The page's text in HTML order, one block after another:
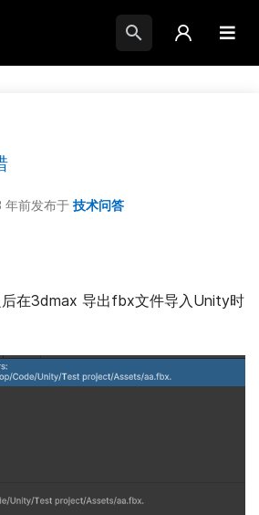
年前发布于 技术问答
在3dmax 导出fbx文件导入Unity时